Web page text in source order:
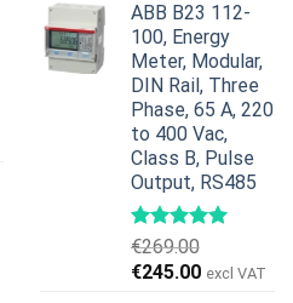
ABB B23 112-
100, Energy
Meter, Modular,
DIN Rail, Three
Phase, 65 A, 220
to 400 Vac,
Class B, Pulse
Output, RS485
€269.00
Den
€245.00Den
excl VAT